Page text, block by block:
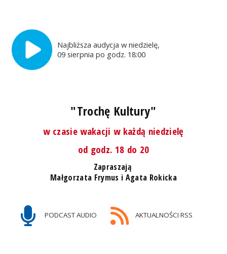
Najbliższa audycja w niedzielę,
09 sierpnia po godz. 18:00
"Trochę Kultury"
w czasie wakacji w każdą niedzielę
od godz. 18 do 20
Zapraszają
Małgorzata Frymus i Agata Rokicka
PODCAST AUDIO AKTUALNOŚCI RSS